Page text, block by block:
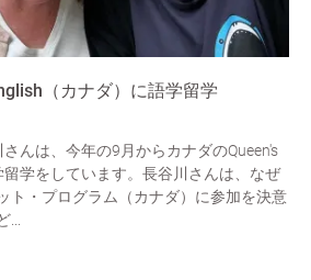
（カナダ）に語学留学
んは、今年の9月からカナダのQueen's
学をしています。長谷川さんは、なぜ
ト・プログラム（カナダ）に参加を決意
...